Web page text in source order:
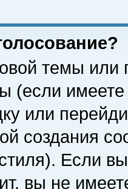
темы или
(если
или
создания
Если
вы не